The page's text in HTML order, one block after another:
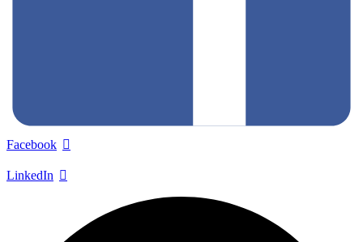
Facebook
LinkedIn